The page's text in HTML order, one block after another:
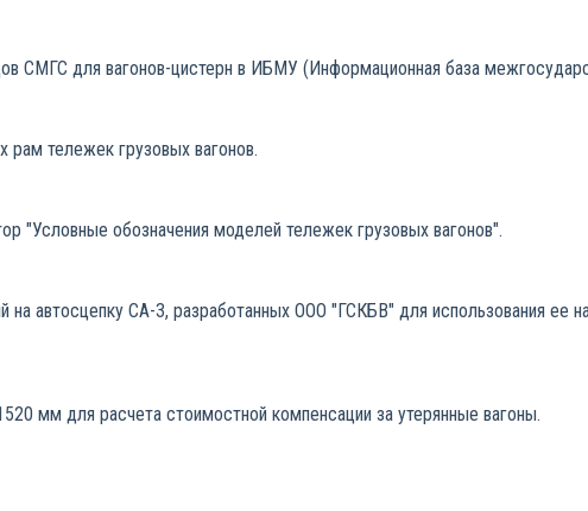
для вагонов-цистерн в ИБМУ (Информационная база
тележек грузовых вагонов.
"Условные обозначения моделей тележек грузовых вагонов".
автосцепку СА-3, разработанных ООО "ГСКБВ" для использования ее
мм для расчета стоимостной компенсации за утерянные вагоны.